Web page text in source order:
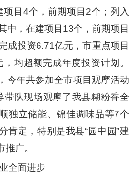
项目 4个，前期项目 2个；列入
中，在建项目 13个，前期项目
成投资6.71亿元，市重点项目
，均超额完成年度投资计划。
今年共参加全市项目观摩活动
带队现场观摩了我县糊粉香全
独立储能、锦佳调味品等7个
肯定，特别是我县“园中园”建
广。
全面进步